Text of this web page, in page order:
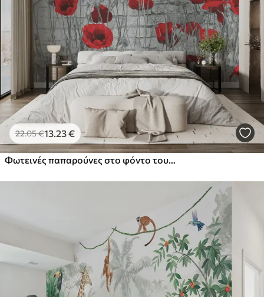
Στάνταρ
.9826.99€/m²
Πρίμιουμ
.67 34.00€/m²
Premium βινύλιο
65.00 39 .00 €/m²
Peel and Stick
81.6749.00€/m²
22.05€13 .23€